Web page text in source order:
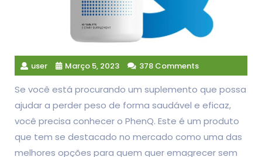
user Março 5, 2023 378 Comments
Se você está procurando um suplemento que possa
ajudar a perder peso de forma saudável e eficaz,
você precisa conhecer o PhenQ. Este é um produto
que tem se destacado no mercado como uma das
melhores opções para quem quer emagrecer sem